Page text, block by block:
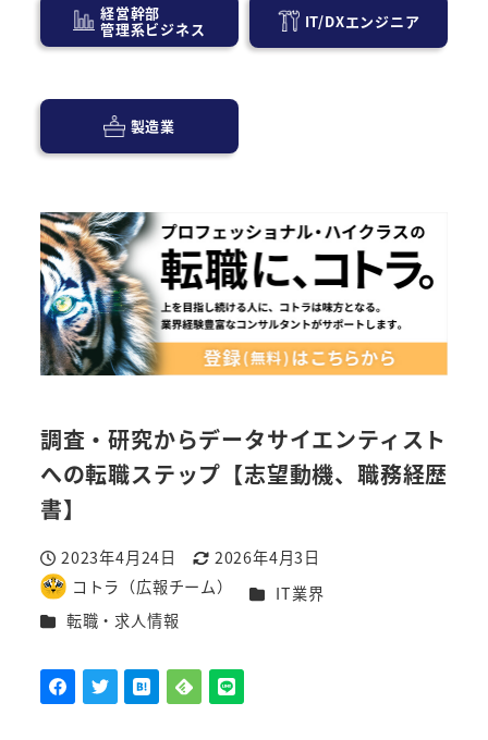
経営幹部
管理系ビジネス IT/DXエンジニア
製造業
調査・研究からデータサイエンティスト
への転職ステップ【志望動機、職務経歴
書】
投稿日
2023年4月24日
更新日
2026年4月3日
著
者
コトラ（広報チーム） カテゴリー
IT業界
カテゴリー
転職・求人情報